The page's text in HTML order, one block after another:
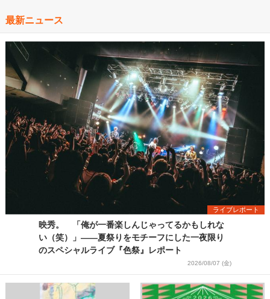
最新ニュース
ライブレポート
映秀。 「俺が一番楽しんじゃってるかもしれな
い（笑）」――夏祭りをモチーフにした一夜限り
のスペシャルライブ『色祭』レポート
2026/08/07 (金)